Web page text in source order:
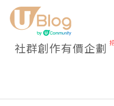
社群創作有價企劃